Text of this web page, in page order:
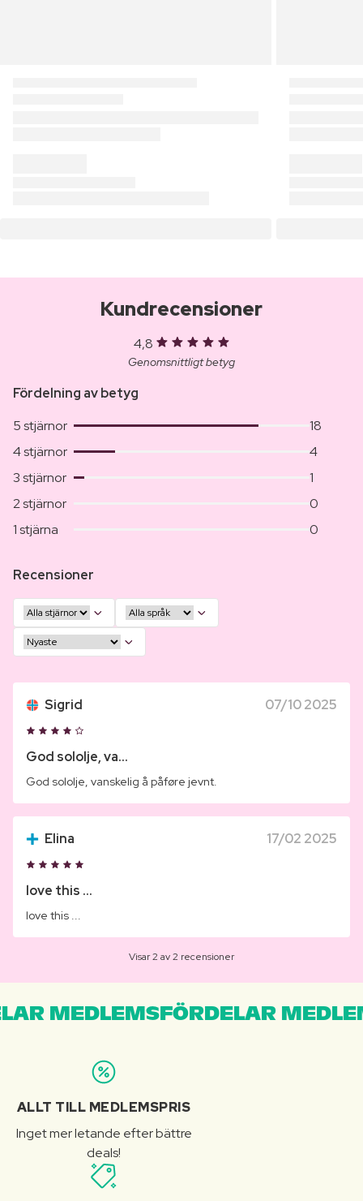
Kundrecensioner
4,8
Genomsnittligt betyg
Fördelning av betyg
5 stjärnor
18
4 stjärnor
4
3 stjärnor
1
2 stjärnor
0
1 stjärna
0
Recensioner
Sigrid 07/10 2025
God sololje, va...
God sololje, vanskelig å påføre jevnt.
Elina 17/02 2025
love this ...
love this ...
Visar 2 av 2 recensioner
MEDLEMSFÖRDELAR
ALLT TILL MEDLEMSPRIS
Inget mer letande efter bättre
deals!